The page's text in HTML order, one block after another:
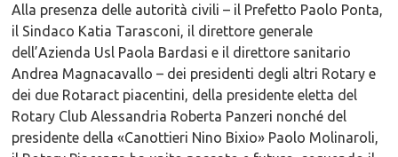
Alla presenza delle autorità civili – il Prefetto Paolo Ponta,
il Sindaco Katia Tarasconi, il direttore generale
dell’Azienda Usl Paola Bardasi e il direttore sanitario
Andrea Magnacavallo – dei presidenti degli altri Rotary e
dei due Rotaract piacentini, della presidente eletta del
Rotary Club Alessandria Roberta Panzeri nonché del
presidente della «Canottieri Nino Bixio» Paolo Molinaroli,